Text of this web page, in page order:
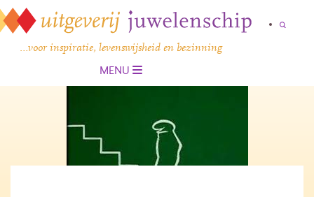
…voor inspiratie, levenswijsheid en bezinning
MENU